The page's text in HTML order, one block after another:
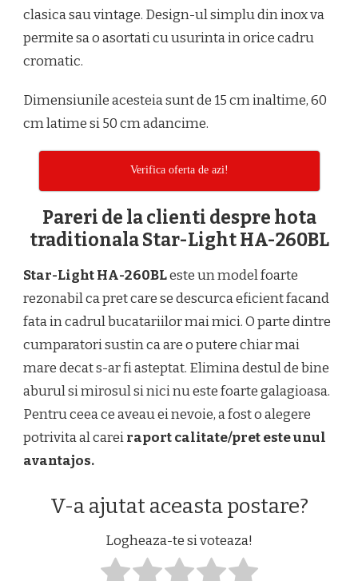
clasica sau vintage. Design-ul simplu din inox va
permite sa o asortati cu usurinta in orice cadru
cromatic.
Dimensiunile acesteia sunt de 15 cm inaltime, 60
cm latime si 50 cm adancime.
Verifica oferta de azi!
Pareri de la clienti despre hota
traditionala Star-Light HA-260BL
Star-Light HA-260BLeste un model foarte
rezonabil ca pret care se descurca eficient facand
fata in cadrul bucatariilor mai mici. O parte dintre
cumparatori sustin ca are o putere chiar mai
mare decat s-ar fi asteptat. Elimina destul de bine
aburul si mirosul si nici nu este foarte galagioasa.
Pentru ceea ce aveau ei nevoie, a fost o alegere
potrivita al careiraport calitate/pret este unul
avantajos.
V-a ajutat aceasta postare?
Logheaza-te si voteaza!